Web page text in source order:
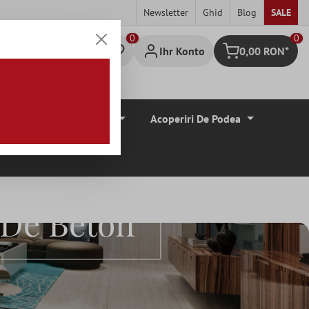
Newsletter Ghid Blog SALE
Ihr Konto Warenkorb
0
0,00 RON*
Acoperiri De Podea
Beton